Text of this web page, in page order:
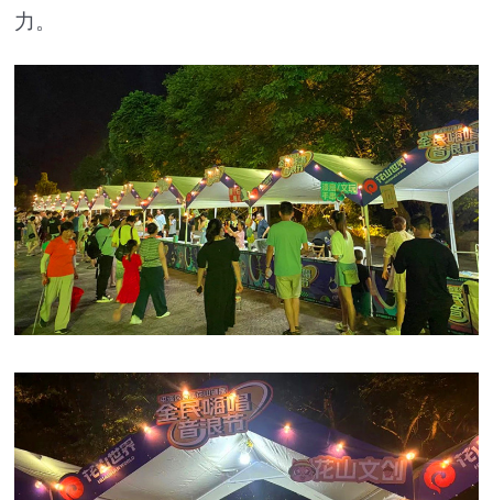
力。